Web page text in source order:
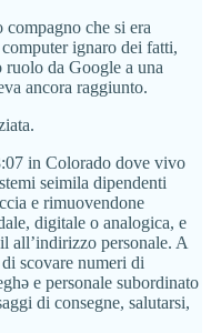
compagno che si era
ignaro dei fatti,
ruolo da Google a una
ancora raggiunto.
in Colorado dove vivo
seimila dipendenti
e rimuovendone
digitale o analogica, e
all’indirizzo personale. A
scovare numeri di
e personale subordinato
di consegne, salutarsi,